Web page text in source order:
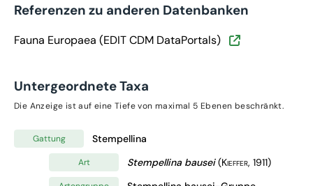
Referenzen zu anderen Datenbanken
Fauna Europaea (EDIT CDM DataPortals)
Untergeordnete Taxa
Die Anzeige ist auf eine Tiefe von maximal 5 Ebenen beschränkt.
Gattung Stempellina
Art Stempellina bausei (Kieffer, 1911)